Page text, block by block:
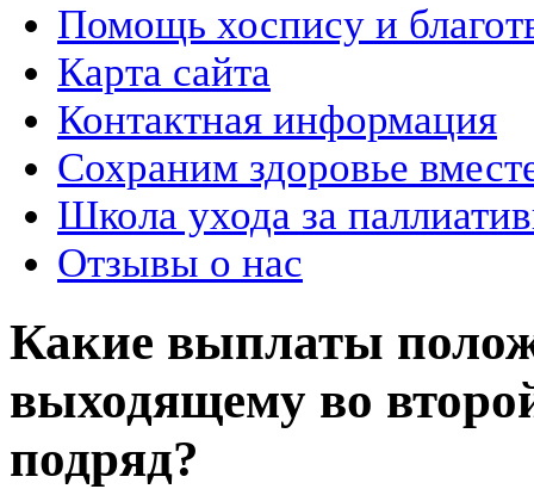
Помощь хоспису и
Карта сайта
Контактная информация
Сохраним здоровье
Школа ухода за
Отзывы о нас
Какие выплаты
выходящему во
подряд?